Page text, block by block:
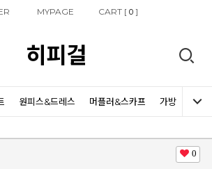
MYPAGE CART [0 ]
히피걸
원피스&드레스 머플러&스카프 가방 신발
0